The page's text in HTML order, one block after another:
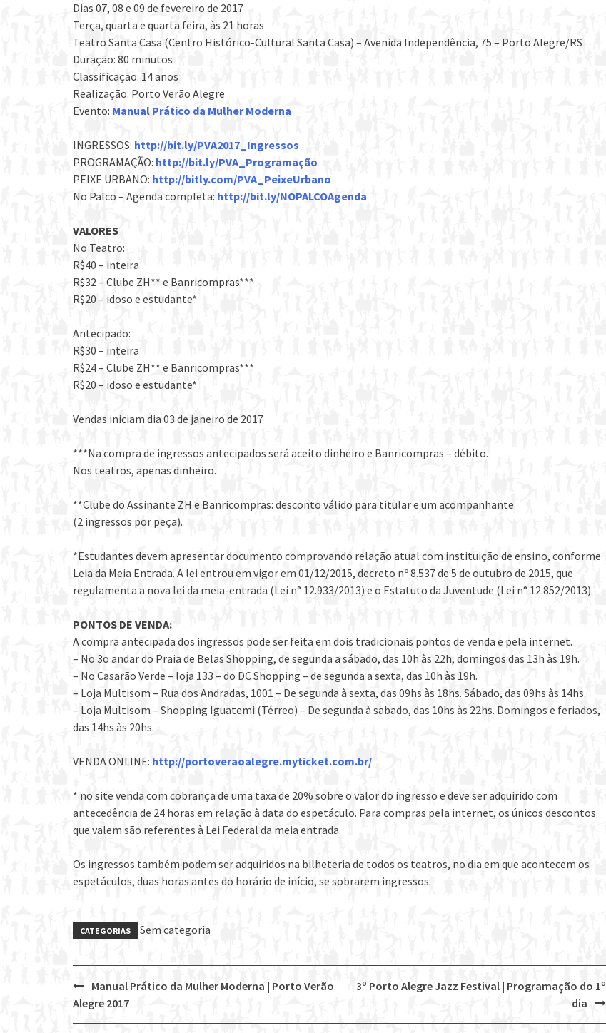
Dias 07, 08 e 09 de fevereiro de 2017
Terça, quarta e quarta feira, às 21 horas
Teatro Santa Casa (Centro Histórico-Cultural Santa Casa) – Avenida Independência, 75 – Porto Alegre/RS
Duração: 80 minutos
Classificação: 14 anos
Realização: Porto Verão Alegre
Evento: Manual Prático da Mulher Moderna
INGRESSOS: http://bit.ly/PVA2017_Ingressos
PROGRAMAÇÃO: http://bit.ly/PVA_Programação
PEIXE URBANO: http://bitly.com/PVA_PeixeUrbano
No Palco – Agenda completa: http://bit.ly/NOPALCOAgenda
VALORES
No Teatro:
R$40 – inteira
R$32 – Clube ZH** e Banricompras***
R$20 – idoso e estudante*
Antecipado:
R$30 – inteira
R$24 – Clube ZH** e Banricompras***
R$20 – idoso e estudante*
Vendas iniciam dia 03 de janeiro de 2017
***Na compra de ingressos antecipados será aceito dinheiro e Banricompras – débito.
Nos teatros, apenas dinheiro.
**Clube do Assinante ZH e Banricompras: desconto válido para titular e um acompanhante
(2 ingressos por peça).
*Estudantes devem apresentar documento comprovando relação atual com instituição de ensino, conforme
Leia da Meia Entrada. A lei entrou em vigor em 01/12/2015, decreto nº 8.537 de 5 de outubro de 2015, que
regulamenta a nova lei da meia-entrada (Lei n° 12.933/2013) e o Estatuto da Juventude (Lei n° 12.852/2013).
PONTOS DE VENDA:
A compra antecipada dos ingressos pode ser feita em dois tradicionais pontos de venda e pela internet.
– No 3o andar do Praia de Belas Shopping, de segunda a sábado, das 10h às 22h, domingos das 13h às 19h.
– No Casarão Verde – loja 133 – do DC Shopping – de segunda a sexta, das 10h às 19h.
– Loja Multisom – Rua dos Andradas, 1001 – De segunda à sexta, das 09hs às 18hs. Sábado, das 09hs às 14hs.
– Loja Multisom – Shopping Iguatemi (Térreo) – De segunda à sabado, das 10hs às 22hs. Domingos e feriados,
das 14hs às 20hs.
VENDA ONLINE: http://portoveraoalegre.myticket.com.br/
* no site venda com cobrança de uma taxa de 20% sobre o valor do ingresso e deve ser adquirido com
antecedência de 24 horas em relação à data do espetáculo. Para compras pela internet, os únicos descontos
que valem são referentes à Lei Federal da meia entrada.
Os ingressos também podem ser adquiridos na bilheteria de todos os teatros, no dia em que acontecem os
espetáculos, duas horas antes do horário de início, se sobrarem ingressos.
CATEGORIAS Sem categoria
Post
navigation
3º Porto Alegre Jazz Festival | Programação do 1º
dia
Manual Prático da Mulher Moderna | Porto Verão
Alegre 2017